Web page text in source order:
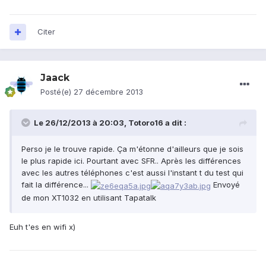
Citer
Jaack
Posté(e) 27 décembre 2013
Le 26/12/2013 à 20:03, Totoro16 a dit :
Perso je le trouve rapide. Ça m'étonne d'ailleurs que je sois
le plus rapide ici. Pourtant avec SFR.. Après les différences
avec les autres téléphones c'est aussi l'instant t du test qui
fait la différence...
Envoyé
de mon XT1032 en utilisant Tapatalk
Euh t'es en wifi x)